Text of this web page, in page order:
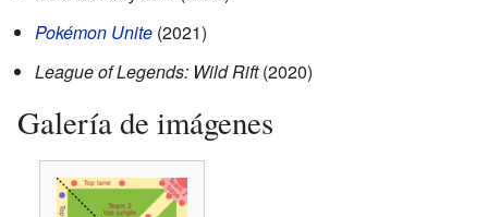
Pokémon Unite (2021)
League of Legends: Wild Rift(2020)
Galería de imágenes